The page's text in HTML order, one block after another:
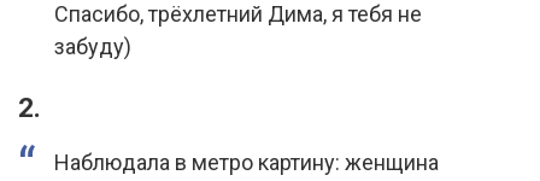
Спасибо, трёхлетний Дима, я тебя не
забуду)
2.
Наблюдала в метро картину: женщина